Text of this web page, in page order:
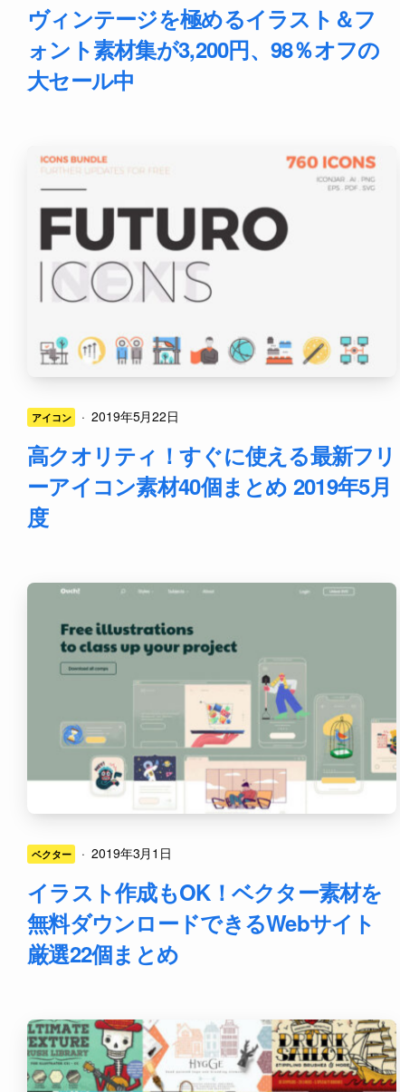
ヴィンテージを極めるイラスト＆フ
ォント素材集が3,200円、98％オフの
大セール中
アイコン · 2019年5月22日
高クオリティ！すぐに使える最新フリ
ーアイコン素材40個まとめ 2019年5月
度
ベクター · 2019年3月1日
イラスト作成もOK！ベクター素材を
無料ダウンロードできるWebサイト
厳選22個まとめ